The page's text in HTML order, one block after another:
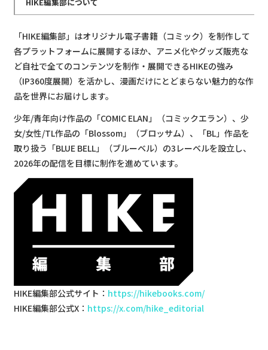
HIKE編集部について
「HIKE編集部」はオリジナル電子書籍（コミック）を制作して
各プラットフォームに展開するほか、アニメ化やグッズ販売な
ど自社で全てのコンテンツを制作・展開できるHIKEの強み
（IP360度展開）を活かし、漫画だけにとどまらない魅力的な作
品を世界にお届けします。
少年/青年向け作品の「COMIC ELAN」（コミックエラン）、少
女/女性/TL作品の「Blossom」（ブロッサム）、「BL」作品を
取り扱う「BLUE BELL」（ブルーベル）の3レーベルを設立し、
2026年の配信を目標に制作を進めています。
HIKE編集部公式サイト： https://hikebooks.com/
HIKE編集部公式X： https://x.com/hike_editorial